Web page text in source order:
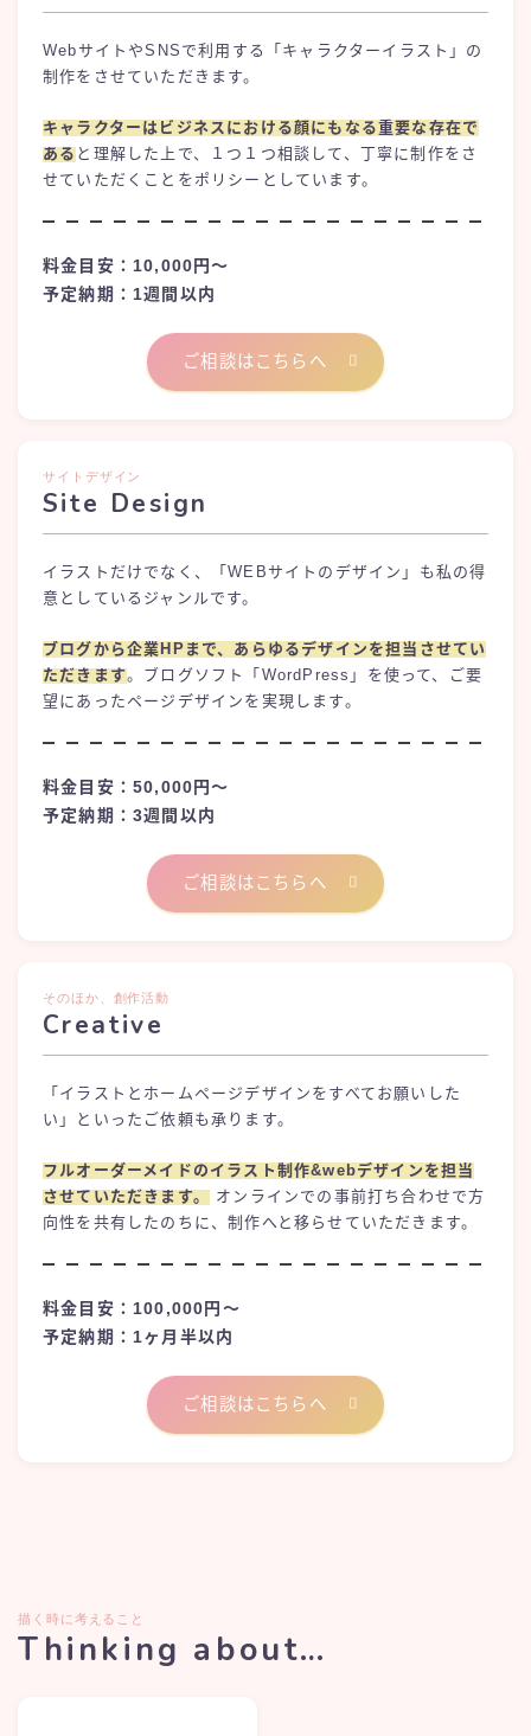
WebサイトやSNSで利用する「キャラクターイラスト」の
制作をさせていただきます。
キャラクターはビジネスにおける顔にもなる重要な存在で
ある と理解した上で、１つ１つ相談して、丁寧に制作をさ
せていただくことをポリシーとしています。
料金目安：10,000円〜
予定納期：1週間以内
ご相談はこちらへ
サイトデザイン
Site Design
イラストだけでなく、「WEBサイトのデザイン」も私の得
意としているジャンルです。
ブログから企業HPまで、あらゆるデザインを担当させてい
ただきます。ブログソフト「WordPress」を使って、ご要
望にあったページデザインを実現します。
料金目安：50,000円〜
予定納期：3週間以内
ご相談はこちらへ
そのほか、創作活動
Creative
「イラストとホームページデザインをすべてお願いした
い」といったご依頼も承ります。
フルオーダーメイドのイラスト制作&webデザインを担当
させていただきます。
オンラインでの事前打ち合わせで方
向性を共有したのちに、制作へと移らせていただきます。
料金目安：100,000円〜
予定納期：1ヶ月半以内
ご相談はこちらへ
描く時に考えること
Thinking about…